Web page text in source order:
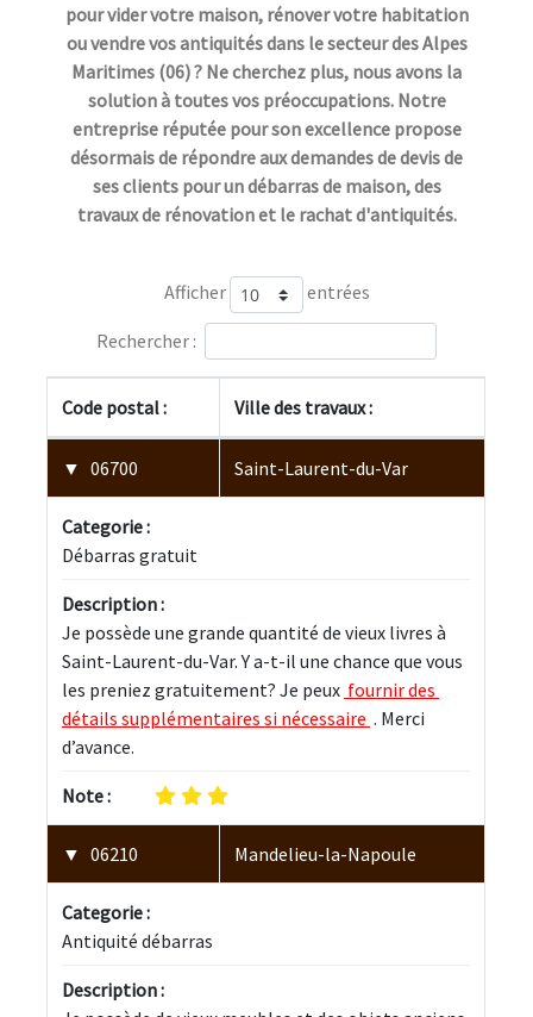
pour vider votre maison, rénover votre habitation
ou vendre vos antiquités dans le secteur des Alpes
Maritimes (06) ? Ne cherchez plus, nous avons la
solution à toutes vos préoccupations. Notre
entreprise réputée pour son excellence propose
désormais de répondre aux demandes de devis de
ses clients pour un débarras de maison, des
travaux de rénovation et le rachat d'antiquités.
Afficher entrées
Rechercher :
Code postal : Ville des travaux :
06700 Saint-Laurent-du-Var
Categorie :
Débarras gratuit
Description :
Je possède une grande quantité de vieux livres à
Saint-Laurent-du-Var. Y a-t-il une chance que vous
les preniez gratuitement? Je peux fournir des
détails supplémentaires si nécessaire . Merci
d’avance.
Note :
06210 Mandelieu-la-Napoule
Categorie :
Antiquité débarras
Description :